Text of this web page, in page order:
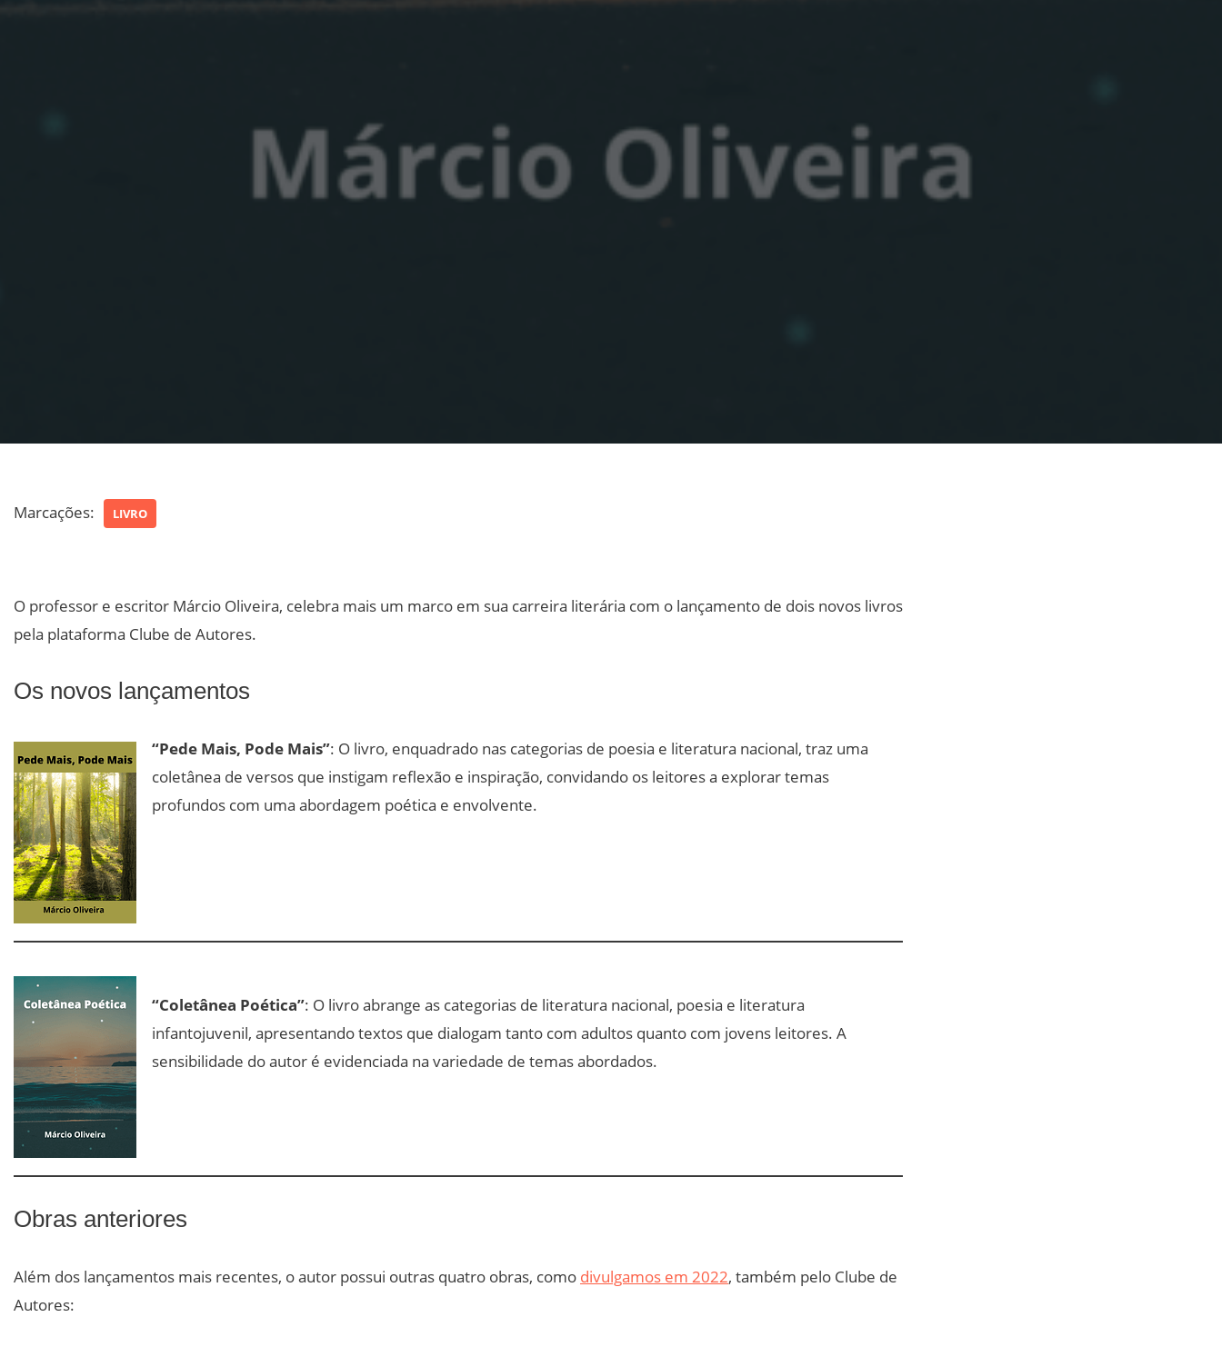
Marcações: LIVRO
O professor e escritor Márcio Oliveira, celebra mais um marco em sua carreira literária com o lançamento de dois novos livros
pela plataforma Clube de Autores.
Os novos lançamentos
“Pede Mais, Pode Mais”: O livro, enquadrado nas categorias de poesia e literatura nacional, traz uma
coletânea de versos que instigam reflexão e inspiração, convidando os leitores a explorar temas
profundos com uma abordagem poética e envolvente.
“Coletânea Poética”: O livro abrange as categorias de literatura nacional, poesia e literatura
infantojuvenil, apresentando textos que dialogam tanto com adultos quanto com jovens leitores. A
sensibilidade do autor é evidenciada na variedade de temas abordados.
Obras anteriores
Além dos lançamentos mais recentes, o autor possui outras quatro obras, como divulgamos em 2022, também pelo Clube de
Autores: